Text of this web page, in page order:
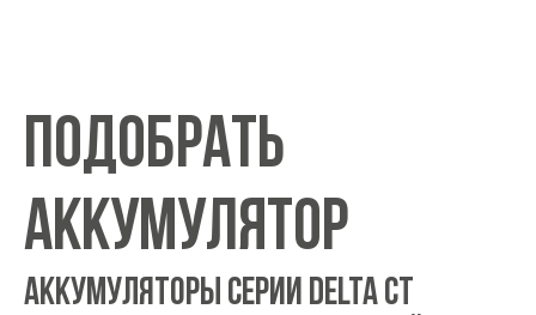
ПОДОБРАТЬ
АККУМУЛЯТОР
АККУМУЛЯТОРЫ СЕРИИ DELTA CT